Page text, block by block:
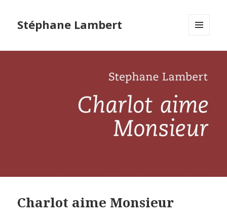
Stéphane Lambert
Charlot aime Monsieur